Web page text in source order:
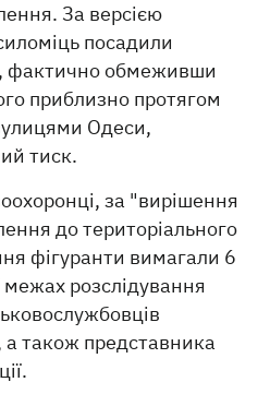
За версією
посадили
фактично обмеживши
приблизно протягом
Одеси,
тиск.
за "вирішення
до територіального
фігуранти вимагали 6
розслідування
також представника